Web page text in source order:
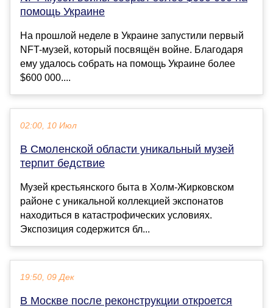
помощь Украине
На прошлой неделе в Украине запустили первый
NFT-музей, который посвящён войне. Благодаря
ему удалось собрать на помощь Украине более
$600 000....
02:00, 10 Июл
В Смоленской области уникальный музей
терпит бедствие
Музей крестьянского быта в Холм-Жирковском
районе с уникальной коллекцией экспонатов
находиться в катастрофических условиях.
Экспозиция содержится бл...
19:50, 09 Дек
В Москве после реконструкции откроется